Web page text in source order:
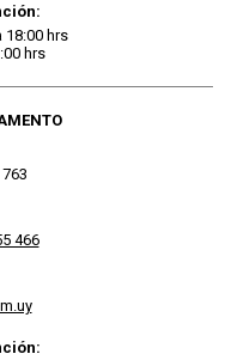
18:00 hrs
hrs
466